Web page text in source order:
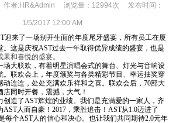
者:HR&Admin 浏览量：12994次 发布时间：
1/5/2017 12:00 AM
迎来了一场别开生面的年度尾牙盛宴，所有员工在厦
。这是庆祝AST过去一年取得优异成绩的盛宴，也是
和喜悦的盛宴。
大联欢，有着明星演唱会式的舞台、灯光与音响设
。联欢会上，年度颁奖与各类精彩节目、幸运抽奖穿
动连连，处处充满欢乐祥和之喜。联欢会后，70部大
同时开餐，震撼，大气！
创造了 AST辉煌的业绩。我们是充满爱的一家人，齐
AST人而自豪！2017 ，乘胜追击！ AST从 1.0迈进了
每个AST人的信心和决心。也让我们共同期待2.0元年